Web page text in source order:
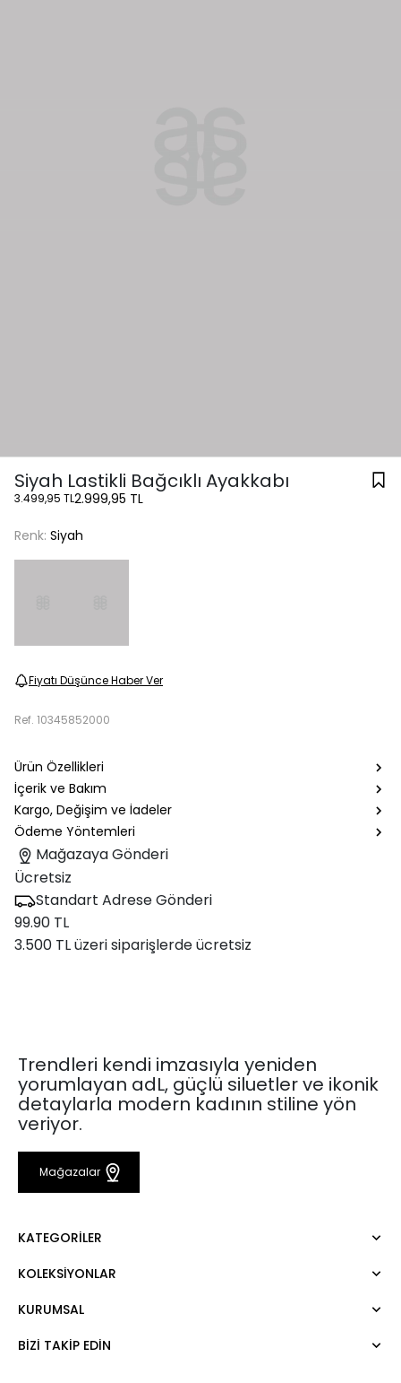
Siyah Lastikli Bağcıklı Ayakkabı
3.499,95 TL2.999,95 TL
Renk: Siyah
Fiyatı Düşünce Haber Ver
Ref. 10345852000
Ürün Özellikleri
İçerik ve Bakım
Kargo, Değişim ve İadeler
Ödeme Yöntemleri
Mağazaya Gönderi
Ücretsiz
Standart Adrese Gönderi
99.90 TL
3.500 TL üzeri siparişlerde ücretsiz
Trendleri kendi imzasıyla yeniden
yorumlayan adL, güçlü siluetler ve ikonik
detaylarla modern kadının stiline yön
veriyor.
Mağazalar
KATEGORILER
Elbise
Pantolon
KOLEKSIYONLAR
Mert Aslan
Night Zoom
KURUMSAL
Hakkımızda
BIZI TAKIP EDIN